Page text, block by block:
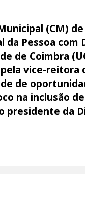
(CM)
Pessoa
de Coimbra
vice-reitora
de
na inclusão
presidente da